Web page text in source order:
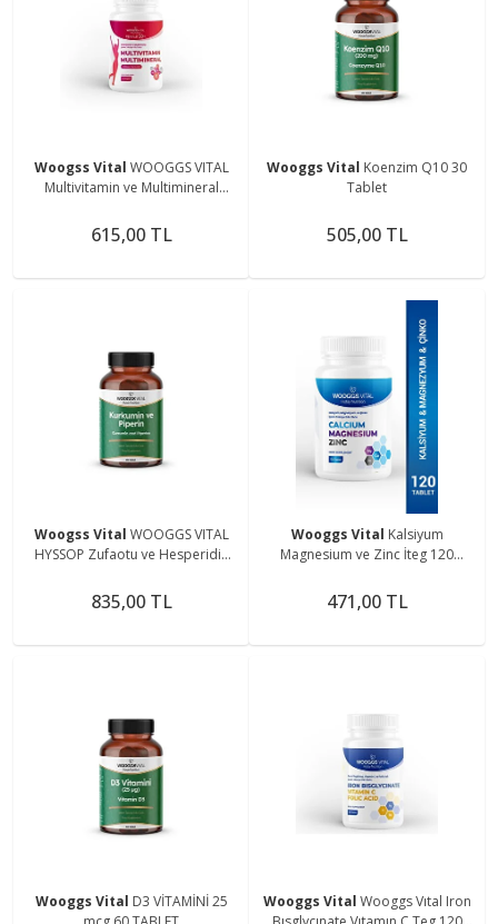
Woogss Vital WOOGGS VITAL
Multivitamin ve Multimineral
615,00 TL
Wooggs Vital Koenzim Q10 30
Tablet
505,00 TL
Woogss Vital WOOGGS VITAL
HYSSOP Zufaotu ve Hesperidin
835,00 TL
Wooggs Vital Kalsiyum
Magnesium ve Zinc İteg 120
471,00 TL
Wooggs Vital D3 VİTAMİNİ 25
Wooggs Vital Wooggs Vıtal Iron